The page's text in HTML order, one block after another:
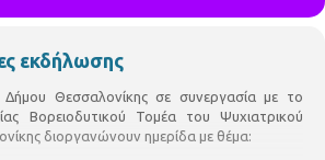
εκδήλωσης
Θεσσαλονίκης σε συνεργασία με το
Βορειοδυτικού Τομέα του Ψυχιατρικού
διοργανώνουν ημερίδα με θέμα: